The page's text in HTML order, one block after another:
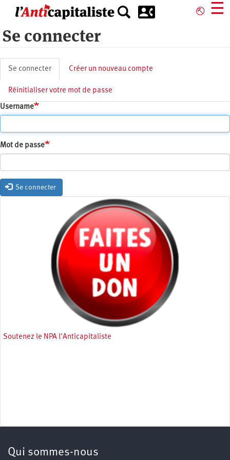
principal
⎋ ☰
Se connecter
Onglets
principaux
Se connecter (onglet
actif)
Créer un nouveau compte
Réinitialiser votre mot de passe
Username
Mot de passe
Se connecter
Soutenez le NPA l'Anticapitaliste
Qui sommes-nous